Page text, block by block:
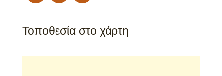
Τοποθεσία στο χάρτη